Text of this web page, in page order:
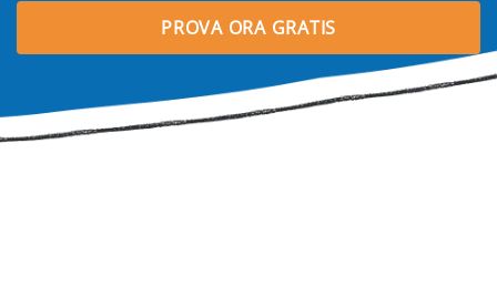
PROVA ORA GRATIS